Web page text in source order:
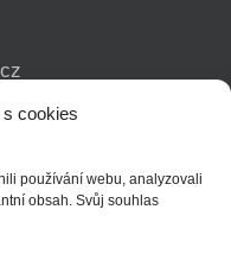
cookies
používání webu, analyzovali
obsah. Svůj souhlas